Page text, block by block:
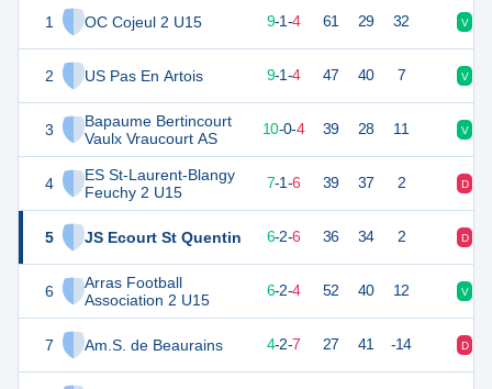
1 OC Cojeul 2 U15
2 US Pas En Artois
3
Bapaume Bertincourt
Vaulx Vraucourt AS
4
ES St-Laurent-Blangy
Feuchy 2 U15
5 JS Ecourt St Quentin
6
Arras Football
Association 2 U15
7 Am.S. de Beaurains
28 9-1-4 61 29 32 V
28 9-1-4 47 40 7 V
27 14 10-0-4 39 28 11 V
22 14 7-1-6 39 37 2 D
20 14 6-2-6 36 34 2 D
18 6-2-4 52 40 12 V
13 4-2-7 27 41 -14 D